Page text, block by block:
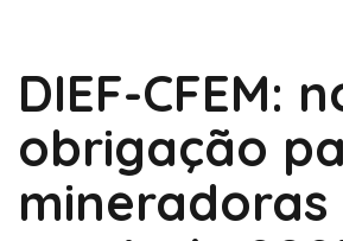
DIEF-CFEM:
obrigação
mineradoras